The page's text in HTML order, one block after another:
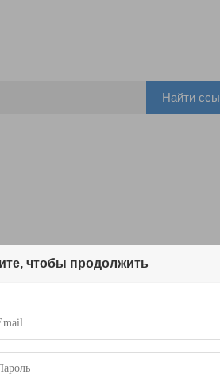
Найти
чтобы продолжить